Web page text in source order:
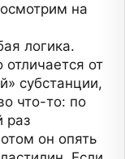
на
логика.
от
субстанции,
что-то: по
раз
он опять